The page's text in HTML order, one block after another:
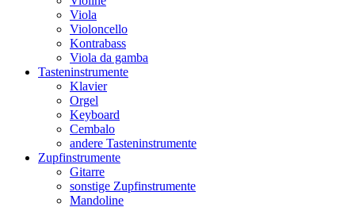
Viola
Violoncello
Kontrabass
Viola da gamba
Tasteninstrumente
Klavier
Orgel
Keyboard
Cembalo
andere Tasteninstrumente
Zupfinstrumente
Gitarre
sonstige Zupfinstrumente
Mandoline